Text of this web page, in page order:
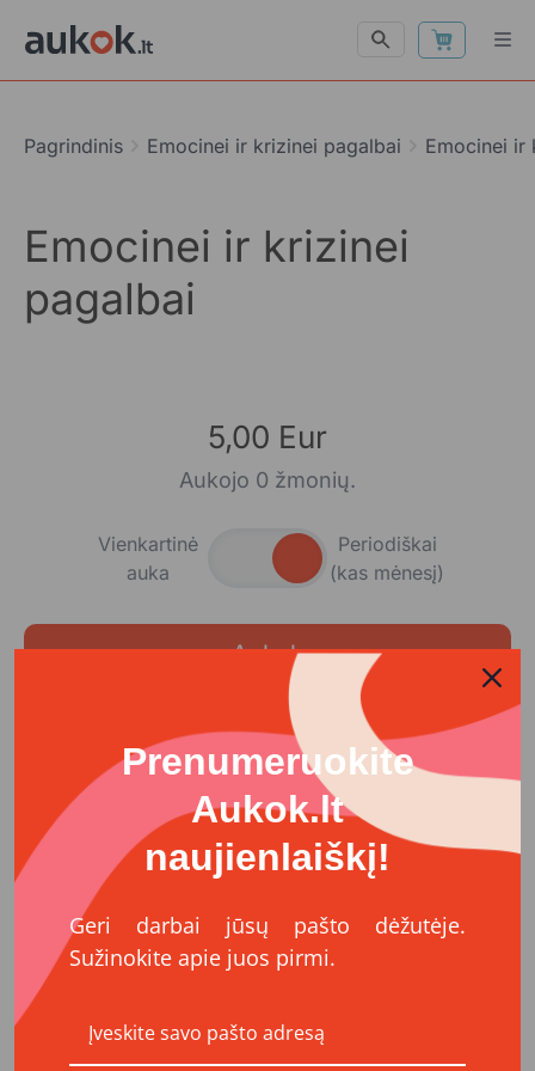
Pagrindinis Emocinei ir krizinei pagalbai Emocinei ir
Emocinei ir krizinei
pagalbai
5,00 Eur
Aukojo 0 žmonių.
Vienkartinė
auka
Periodiškai
(kas mėnesį)
Aukok
Aukok
Organizatoriai
VšĮ Geros valios projektai
VšĮ „Geros valios projektai“ – 2008 m. įkurta
nevyriausybinė organizacija (NVO), kurios misija –
Prenumeruokite
Aukok.lt
naujienlaiškį!
Geri darbai jūsų pašto dėžutėje.
Sužinokite apie juos pirmi.